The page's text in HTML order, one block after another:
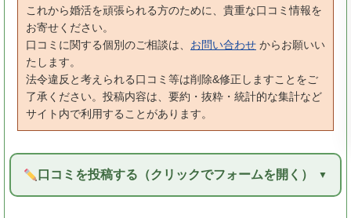
これから婚活を頑張られる方のために、貴重な口コミ情報を
お寄せください。
口コミに関する個別のご相談は、 お問い合わせ からお願いい
たします。
法令違反と考えられる口コミ等は削除&修正しますことをご
了承ください。投稿内容は、要約・抜粋・統計的な集計など
サイト内で利用することがあります。
口コミを投稿する（クリックでフォームを開く）